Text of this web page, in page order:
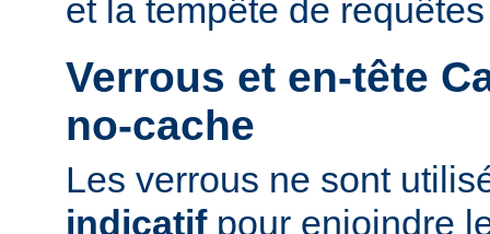
et la tempête de
Verrous et en-tête
no-cache
Les verrous ne sont
indicatifpour enjoindre